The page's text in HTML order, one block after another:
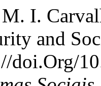
I.
and
doi.Org/